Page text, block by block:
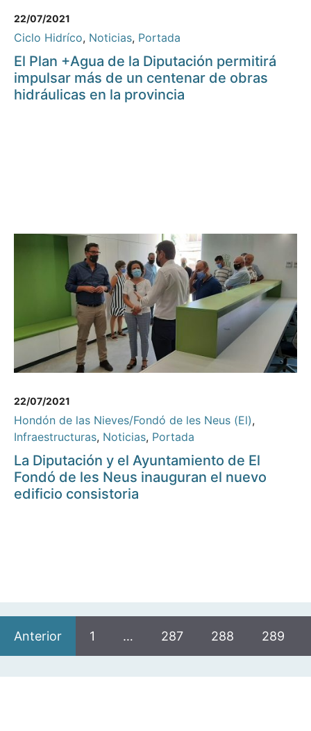
22/07/2021
Ciclo Hidríco, Noticias, Portada
El Plan +Agua de la Diputación permitirá
impulsar más de un centenar de obras
hidráulicas en la provincia
22/07/2021
Hondón de las Nieves/Fondó de les Neus (El),
Infraestructuras, Noticias, Portada
La Diputación y el Ayuntamiento de El
Fondó de les Neus inauguran el nuevo
edificio consistoria
Anterior 1 … 287 288 289